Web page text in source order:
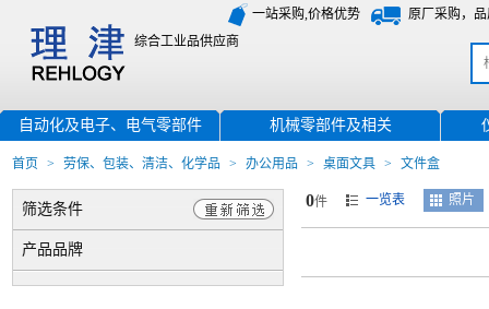
一站采购,价格优势
原厂采购，
综合工业品供应商
自动化及电子、电气零部件 机械零部件及相关
首页 > 劳保、包装、清洁、化学品 > 办公用品 > 桌面文具 > 文件盒
筛选条件
产品品牌
0件 一览表 照片